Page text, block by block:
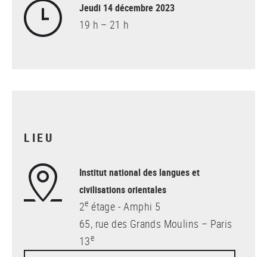
Jeudi 14 décembre 2023
19 h – 21 h
LIEU
Institut national des langues et
civilisations orientales
2e étage - Amphi 5
65, rue des Grands Moulins – Paris
13e